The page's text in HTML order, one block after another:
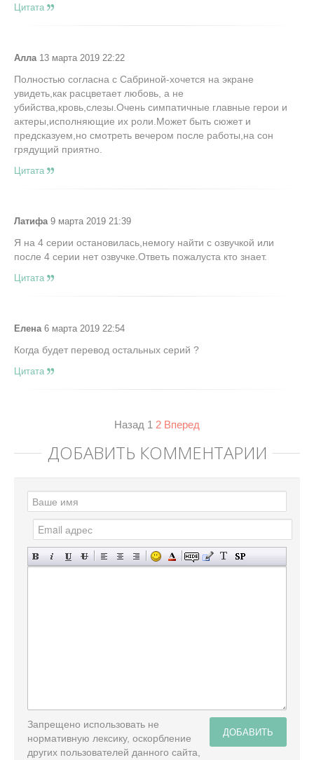
Цитата
Алла13 марта 2019 22:22
Полностью согласна с Сабриной-хочется на экране
увидеть,как расцветает любовь, а не
убийства,кровь,слезы.Очень симпатичные главные герои и
актеры,исполняющие их роли.Может быть сюжет и
предсказуем,но смотреть вечером после работы,на сон
грядущий приятно.
Цитата
Латифа9 марта 2019 21:39
Я на 4 серии остановилась,немогу найти с озвучкой или
после 4 серии нет озвучке.Ответь пожалуста кто знает.
Цитата
Елена6 марта 2019 22:54
Когда будет перевод остальных серий ?
Цитата
Назад 1 2 Вперед
ДОБАВИТЬ КОММЕНТАРИЙ
ДОБАВИТЬ
Запрещено использовать не
нормативную лексику, оскорбление
других пользователей данного сайта,